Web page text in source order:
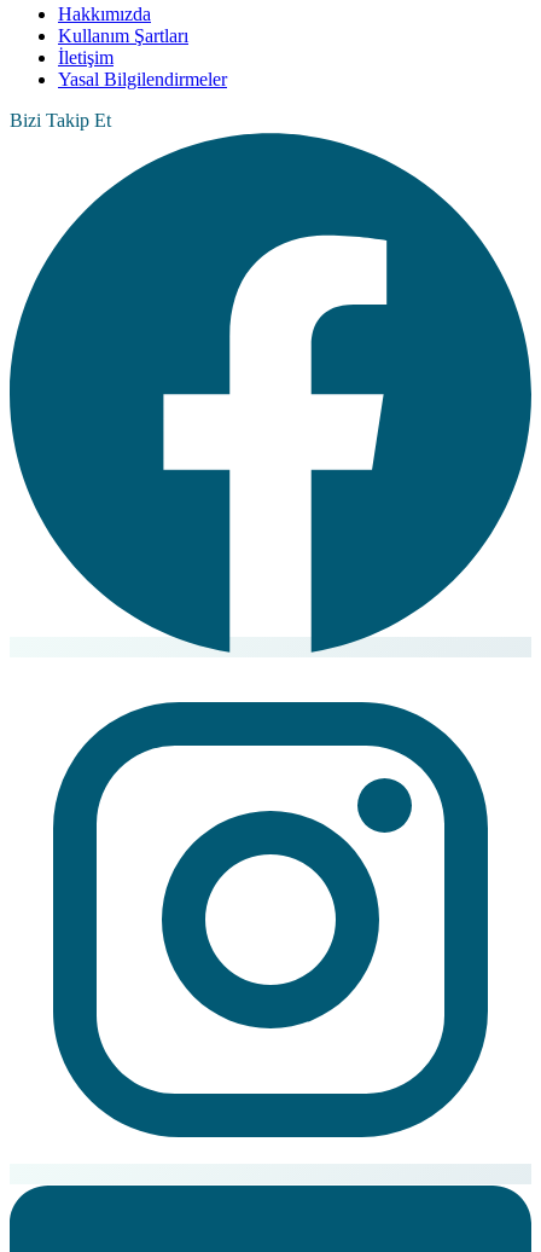
Hakkımızda
Kullanım Şartları
İletişim
Yasal Bilgilendirmeler
Bizi Takip Et